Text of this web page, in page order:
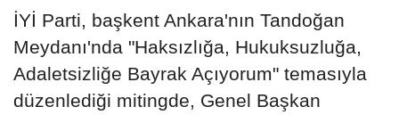
İYİ Parti, başkent Ankara'nın Tandoğan
Meydanı'nda "Haksızlığa, Hukuksuzluğa,
Adaletsizliğe Bayrak Açıyorum" temasıyla
düzenlediği mitingde, Genel Başkan